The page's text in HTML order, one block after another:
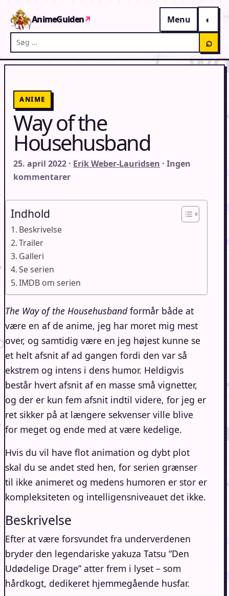
AnimeGuiden↗
Menu
Søg på AnimeGuiden
⌕
ANIME
Way of the
Househusband
25. april 2022 · Erik Weber-Lauridsen · Ingen
kommentarer
Indhold
Beskrivelse
Trailer
Galleri
Se serien
IMDB om serien
The Way of the Househusbandformår både at
være en af de anime, jeg har moret mig mest
over, og samtidig være en jeg højest kunne se
et helt afsnit af ad gangen fordi den var så
ekstrem og intens i dens humor. Heldigvis
består hvert afsnit af en masse små vignetter,
og der er kun fem afsnit indtil videre, for jeg er
ret sikker på at længere sekvenser ville blive
for meget og ende med at være kedelige.
Hvis du vil have flot animation og dybt plot
skal du se andet sted hen, for serien grænser
til ikke animeret og medens humoren er stor er
kompleksiteten og intelligensniveauet det ikke.
Beskrivelse
Efter at være forsvundet fra underverdenen
bryder den legendariske yakuza Tatsu “Den
Udødelige Drage” atter frem i lyset – som
hårdkogt, dedikeret hjemmegående husfar.